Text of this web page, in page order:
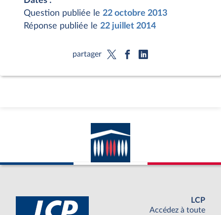
Question publiée le 22 octobre 2013
Réponse publiée le 22 juillet 2014
partager
LCP
Accédez à toute